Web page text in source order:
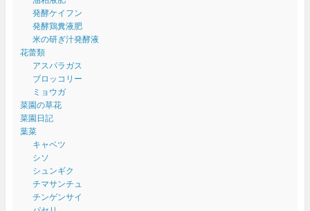
発酵ケイフン
発酵鶏糞液肥
米の研ぎ汁発酵液
花蕾類
アスパラガス
ブロッコリー
ミョウガ
菜園の草花
菜園日記
葉菜
キャベツ
シソ
シュンギク
チマサンチュ
チンゲンサイ